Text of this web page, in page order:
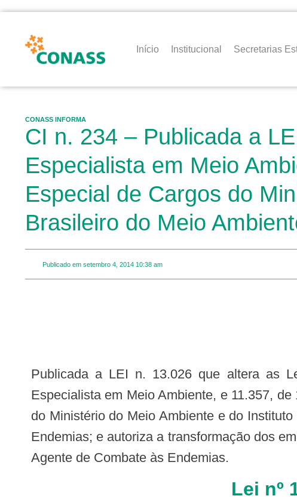
Início Institucional Secretarias
CONASS INFORMA
CI n. 234 – Publicada a
Especialista em Meio
Especial de Cargos do
Brasileiro do Meio
Publicado em setembro 4, 2014 10:38 am
Publicada a LEI n. 13.026 que altera as Leis nos 10.410, de 11 de janeiro de 2002, que cria e disciplina a Carreira de
Especialista em Meio Ambiente, e 11.357,
do Ministério do Meio Ambiente e do
Endemias; e autoriza a transformação dos
Agente de Combate às Endemias.
Lei nº